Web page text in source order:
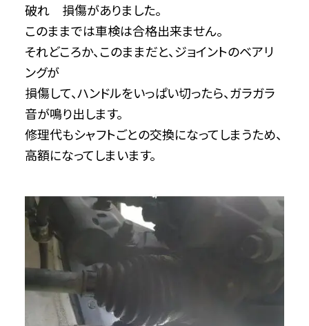
破れ 損傷がありました。
このままでは車検は合格出来ません。
それどころか、このままだと、ジョイントのベアリ
ングが
損傷して、ハンドルをいっぱい切ったら、ガラガラ
音が鳴り出します。
修理代もシャフトごとの交換になってしまうため、
高額になってしまいます。